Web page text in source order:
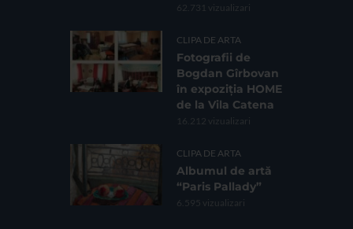
62.731 vizualizari
CLIPA DE ARTA
Fotografii de
Bogdan Gîrbovan
în expoziția HOME
de la Vila Catena
16.212 vizualizari
CLIPA DE ARTA
Albumul de artă
“Paris Pallady”
6.595 vizualizari